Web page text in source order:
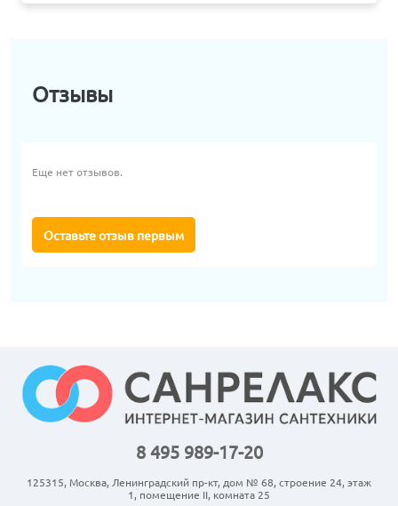
Отзывы
Еще нет отзывов.
Оставьте отзыв первым
8 495 989-17-20
125315, Москва, Ленинградский пр-кт, дом № 68, строение 24, этаж
1, помещение II, комната 25